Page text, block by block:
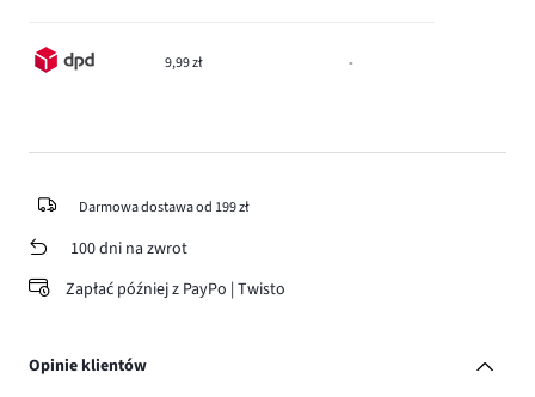
9,99 zł -
Darmowa dostawa od 199 zł
100 dni na zwrot
Zapłać później z PayPo | Twisto
Opinie klientów